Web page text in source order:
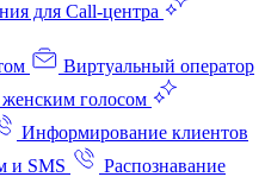
для Call-центра
Виртуальный оператор
женским голосом
Информирование клиентов
и SMS
Распознавание